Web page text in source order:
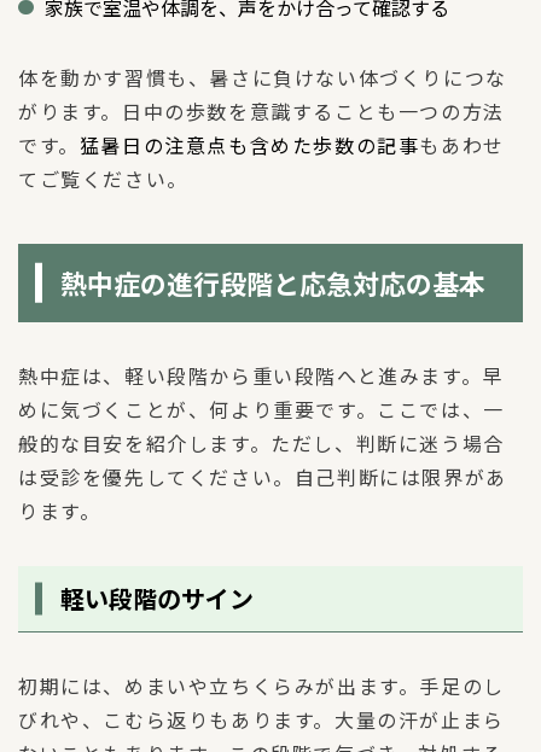
家族で室温や体調を、声をかけ合って確認する
体を動かす習慣も、暑さに負けない体づくりにつな
がります。日中の歩数を意識することも一つの方法
です。 猛暑日の注意点も含めた歩数の記事もあわせ
てご覧ください。
熱中症の進行段階と応急対応の基本
熱中症は、軽い段階から重い段階へと進みます。早
めに気づくことが、何より重要です。ここでは、一
般的な目安を紹介します。ただし、判断に迷う場合
は受診を優先してください。自己判断には限界があ
ります。
軽い段階のサイン
初期には、めまいや立ちくらみが出ます。手足のし
びれや、こむら返りもあります。大量の汗が止まら